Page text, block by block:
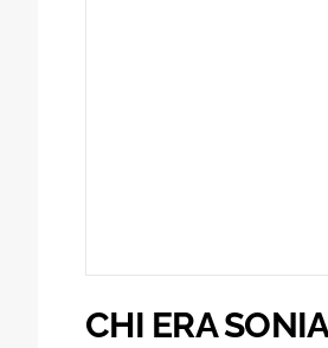
CHI ERA